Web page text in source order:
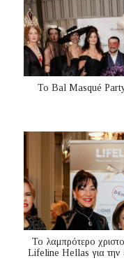
Το Bal Masqué
Το λαμπρότερο
Lifeline Hellas για την